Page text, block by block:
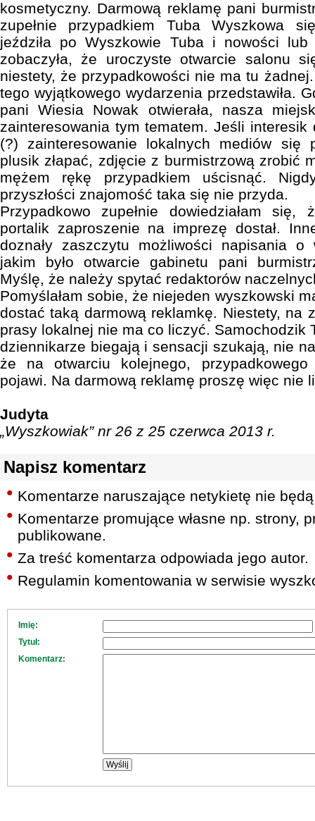
kosmetyczny. Darmową reklamę pani
zupełnie przypadkiem Tuba Wyszkowa
jeździła po Wyszkowie Tuba i nowości lub
zobaczyła, że uroczyste otwarcie salonu
niestety, że przypadkowości nie ma tu
tego wyjątkowego wydarzenia przedstawiła.
pani Wiesia Nowak otwierała, nasza
zainteresowania tym tematem. Jeśli interesik
(?) zainteresowanie lokalnych mediów się
plusik złapać, zdjęcie z burmistrzową zrobić
mężem rękę przypadkiem uścisnąć.
przyszłości znajomość taka się nie przyda.
Przypadkowo zupełnie dowiedziałam
portalik zaproszenie na imprezę dostał.
doznały zaszczytu możliwości napisania o
jakim było otwarcie gabinetu pani
Myślę, że należy spytać redaktorów
Pomyślałam sobie, że niejeden wyszkowski
dostać taką darmową reklamkę. Niestety, na
prasy lokalnej nie ma co liczyć. Samochodzik
dziennikarze biegają i sensacji szukają, nie
że na otwarciu kolejnego,
pojawi. Na darmową reklamę proszę więc nie
Judyta
„Wyszkowiak” nr 26 z 25 czerwca 2013 r.
Napisz komentarz
Komentarze naruszające netykietę nie
Komentarze promujące własne np. strony,
publikowane.
Za treść komentarza odpowiada jego autor.
Regulamin komentowania w serwisie
Imię:
Tytuł:
Komentarz: